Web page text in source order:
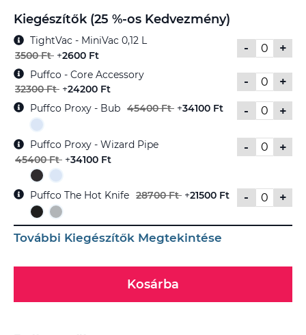
Kiegészítők (25 %-os Kedvezmény)
-
+
TightVac - MiniVac 0,12 L
3500 Ft +2600 Ft
- +
Puffco - Core Accessory
32300 Ft +24200 Ft
- +
Puffco Proxy - Bub 45400 Ft +34100 Ft
- +
Puffco Proxy - Wizard Pipe
45400 Ft +34100 Ft
- +
Puffco The Hot Knife 28700 Ft +21500 Ft
További Kiegészítők Megtekintése
Kosárba